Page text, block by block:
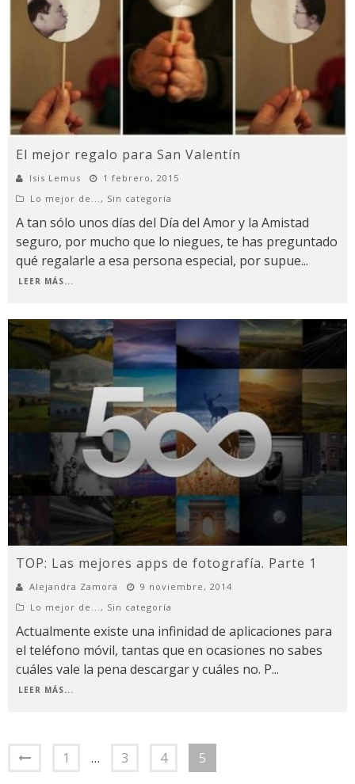
El mejor regalo para San Valentín
Isis Lemus
1 febrero, 2015
Lo mejor de..., Sin categoría
A tan sólo unos días del Día del Amor y la Amistad
seguro, por mucho que lo niegues, te has preguntado
qué regalarle a esa persona especial, por supue...
LEER MÁS...
TOP: Las mejores apps de fotografía. Parte 1
Alejandra Zamora
9 noviembre, 2014
Lo mejor de... , Sin categoría
Actualmente existe una infinidad de aplicaciones para
el teléfono móvil, tantas que en ocasiones no sabes
cuáles vale la pena descargar y cuáles no. P...
LEER MÁS...
1 … 3 4 5